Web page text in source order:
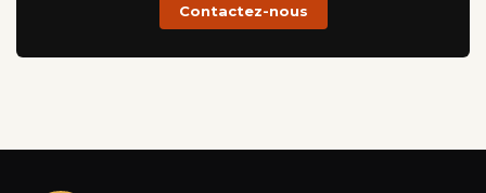
Contactez-nous